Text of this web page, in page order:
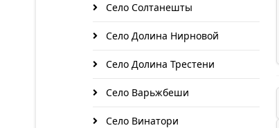
Село Солтанешты
Село Долина Нирновой
Село Долина Трестени
Село Варьжбеши
Село Винатори